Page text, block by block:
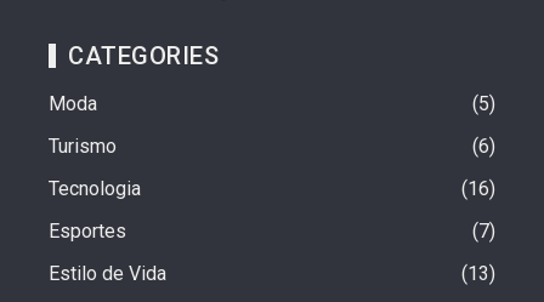
CATEGORIES
Moda
5
Turismo
6
Tecnologia
16
Esportes
7
Estilo de Vida
13